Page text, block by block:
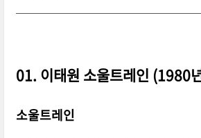
01. 이태원 소울트레인 (1980
소울트레인